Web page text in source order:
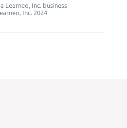
Learneo, Inc. business
Inc. 2024